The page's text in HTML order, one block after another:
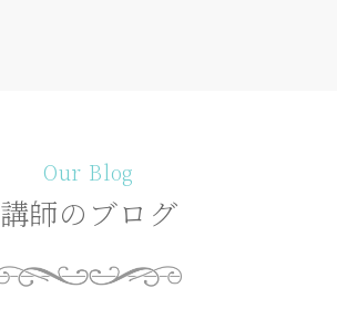
Our Blog
講師のブログ